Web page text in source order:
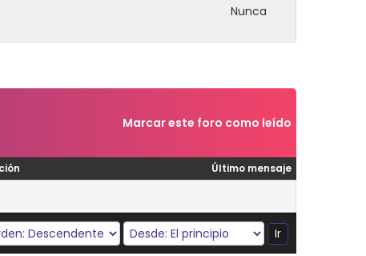
Nunca
Marcar este foro como leído
Último mensaje